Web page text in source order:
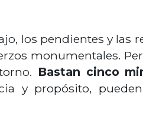
los pendientes y las
monumentales.
Bastan cinco
y propósito,